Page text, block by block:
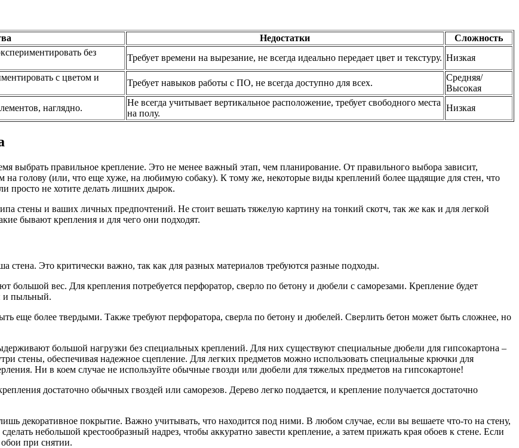
Недостатки
Сложность
без
Требует времени на вырезание, не всегда идеально передает цвет и текстуру. Низкая
с цветом и
Требует навыков работы с ПО, не всегда доступно для всех.
Средняя/
Высокая
наглядно.
Не всегда учитывает вертикальное расположение, требует свободного места
на полу.
Низкая
выбрать правильное крепление. Это не менее важный этап, чем планирование. От правильного выбора зависит,
на голову (или, что еще хуже, на любимую собаку). К тому же, некоторые виды креплений более щадящие для стен, что
просто не хотите делать лишних дырок.
стены и ваших личных предпочтений. Не стоит вешать тяжелую картину на тонкий скотч, так же как и для легкой
бывают крепления и для чего они подходят.
стена. Это критически важно, так как для разных материалов требуются разные подходы.
большой вес. Для крепления потребуется перфоратор, сверло по бетону и дюбели с саморезами. Крепление будет
и пыльный.
еще более твердыми. Также требуют перфоратора, сверла по бетону и дюбелей. Сверлить бетон может быть сложнее, но
большой нагрузки без специальных креплений. Для них существуют специальные дюбели для гипсокартона –
стены, обеспечивая надежное сцепление. Для легких предметов можно использовать специальные крючки для
Ни в коем случае не используйте обычные гвозди или дюбели для тяжелых предметов на гипсокартоне!
достаточно обычных гвоздей или саморезов. Дерево легко поддается, и крепление получается достаточно
декоративное покрытие. Важно учитывать, что находится под ними. В любом случае, если вы вешаете что-то на стену,
небольшой крестообразный надрез, чтобы аккуратно завести крепление, а затем прижать края обоев к стене. Если
при снятии.